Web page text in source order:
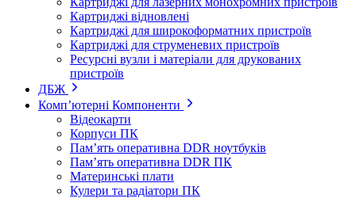
Картриджі відновлені
Картриджі для широкоформатних пристроїв
Картриджі для струменевих пристроїв
Ресурсні вузли і матеріали для друкованих
пристроїв
ДБЖ
Комп’ютерні Компоненти
Відеокарти
Корпуси ПК
Пам’ять оперативна DDR ноутбуків
Пам’ять оперативна DDR ПК
Материнські плати
Кулери та радіатори ПК